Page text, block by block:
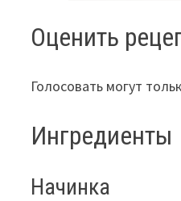
Оценить
Голосовать могут
Ингредиенты
Начинка